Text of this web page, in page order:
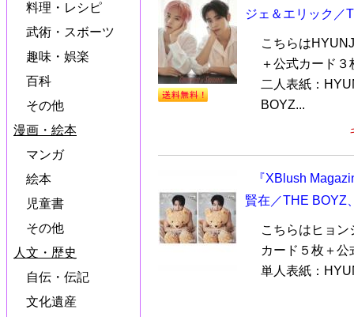
料理・レシピ
武術・スボーツ
趣味・娯楽
百科
その他
漫画・絵本
マンガ
絵本
児童書
その他
人文・歴史
自伝・伝記
文化遺産
ジェ＆エリック／
こちらは
＋公式カード３
二人表紙：
BOYZ...
『XBlush
賢在／THE BOYZ
こちらはヒョ
カード５枚＋
単人表紙：